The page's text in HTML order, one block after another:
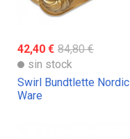
42,40 € 84,80 €
sin stock
Swirl Bundtlette Nordic
Ware